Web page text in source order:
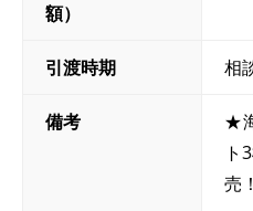
額）
引渡時期 相
備考
★
ト
売！